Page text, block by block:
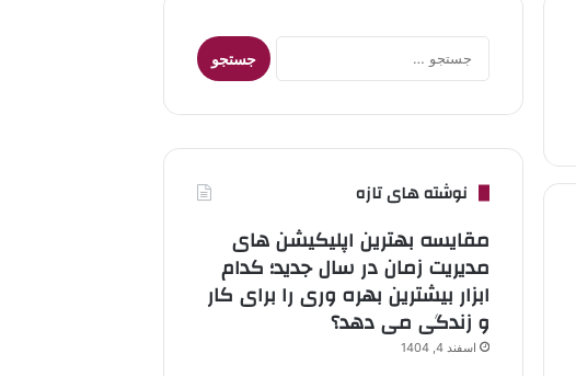
جستجو
برای:
نوشته های تازه
مقایسه بهترین اپلیکیشن های
مدیریت زمان در سال جدید؛ کدام
ابزار بیشترین بهره وری را برای کار
و زندگی می دهد؟
اسفند 4, 1404